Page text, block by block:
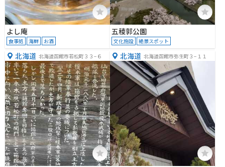
よし庵
食事処 海鮮 お酒
五稜郭公園
文化施設 絶景スポット
北海道 北海道函館市若松町３３−６ 北海道 北海道函館市弥生町３−１１